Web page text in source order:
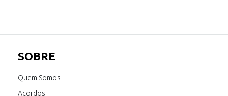
SOBRE
Quem Somos
Acordos